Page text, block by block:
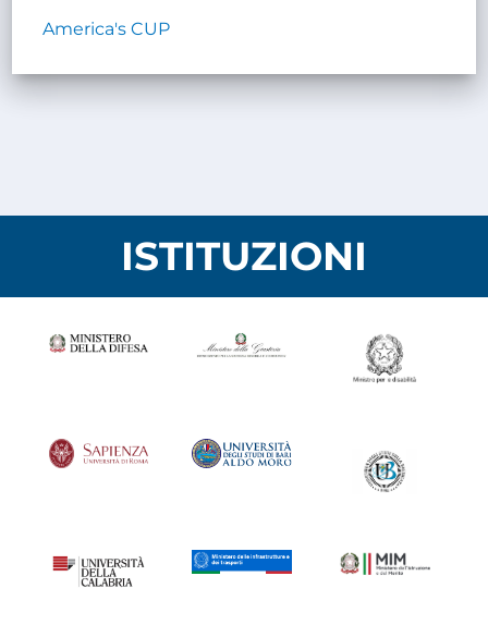
America's CUP
ISTITUZIONI